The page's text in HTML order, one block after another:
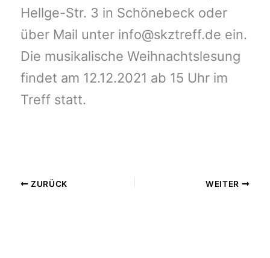
Hellge-Str. 3 in Schönebeck oder
über Mail unter info@skztreff.de ein.
Die musikalische Weihnachtslesung
findet am 12.12.2021 ab 15 Uhr im
Treff statt.
ZURÜCK WEITER